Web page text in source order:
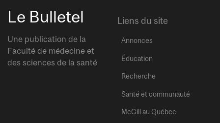
Le Bulletel
Une publication de la
Faculté de médecine et
des sciences de la santé
Liens du site
Annonces
Éducation
Recherche
Santé et communauté
McGill au Québec